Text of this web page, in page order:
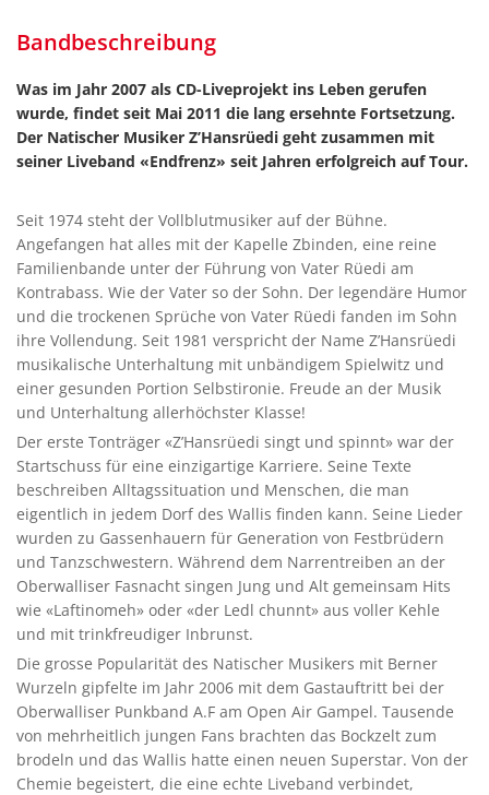
Bandbeschreibung
Was im Jahr 2007 als CD-Liveprojekt ins Leben gerufen
wurde, findet seit Mai 2011 die lang ersehnte Fortsetzung.
Der Natischer Musiker Z’Hansrüedi geht zusammen mit
seiner Liveband «Endfrenz» seit Jahren erfolgreich auf Tour.
Seit 1974 steht der Vollblutmusiker auf der Bühne.
Angefangen hat alles mit der Kapelle Zbinden, eine reine
Familienbande unter der Führung von Vater Rüedi am
Kontrabass. Wie der Vater so der Sohn. Der legendäre Humor
und die trockenen Sprüche von Vater Rüedi fanden im Sohn
ihre Vollendung. Seit 1981 verspricht der Name Z’Hansrüedi
musikalische Unterhaltung mit unbändigem Spielwitz und
einer gesunden Portion Selbstironie. Freude an der Musik
und Unterhaltung allerhöchster Klasse!
Der erste Tonträger «Z’Hansrüedi singt und spinnt» war der
Startschuss für eine einzigartige Karriere. Seine Texte
beschreiben Alltagssituation und Menschen, die man
eigentlich in jedem Dorf des Wallis finden kann. Seine Lieder
wurden zu Gassenhauern für Generation von Festbrüdern
und Tanzschwestern. Während dem Narrentreiben an der
Oberwalliser Fasnacht singen Jung und Alt gemeinsam Hits
wie «Laftinomeh» oder «der Ledl chunnt» aus voller Kehle
und mit trinkfreudiger Inbrunst.
Die grosse Popularität des Natischer Musikers mit Berner
Wurzeln gipfelte im Jahr 2006 mit dem Gastauftritt bei der
Oberwalliser Punkband A.F am Open Air Gampel. Tausende
von mehrheitlich jungen Fans brachten das Bockzelt zum
brodeln und das Wallis hatte einen neuen Superstar. Von der
Chemie begeistert, die eine echte Liveband verbindet,